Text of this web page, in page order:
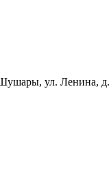
ул. Ленина,